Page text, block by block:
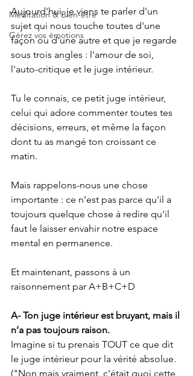
Méditation & Bien-être
Gérez vos émotions
Aujourd'hui, je viens te parler d'un
sujet qui nous touche toutes d'une
façon ou d'une autre et que je regarde
sous trois angles : l'amour de soi,
l'auto-critique et le juge intérieur.
Tu le connais, ce petit juge intérieur,
celui qui adore commenter toutes tes
décisions, erreurs, et même la façon
dont tu as mangé ton croissant ce
matin.
Mais rappelons-nous une chose
importante : ce n’est pas parce qu'il a
toujours quelque chose à redire qu'il
faut le laisser envahir notre espace
mental en permanence.
Et maintenant, passons à un
raisonnement par A+B+C+D
A- Ton juge intérieur est bruyant, mais il
n’a pas toujours raison.
Imagine si tu prenais TOUT ce que dit
le juge intérieur pour la vérité absolue.
("Non mais vraiment, c'était quoi cette